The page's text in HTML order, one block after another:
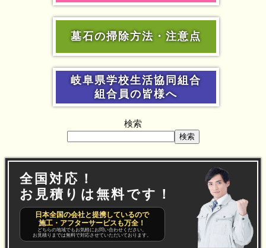
墓石の掃除方法・注意点
岐阜県学校生活協同組合
組合員の皆様へ
検索
検索
全国対応！
お見積りは無料です！
日本全国の会社と提携しているので
施工・アフターサービスも万全！
どちらの地域でもお気軽にお問い合わせください。
お見積りまでは無料で対応させていただいております。